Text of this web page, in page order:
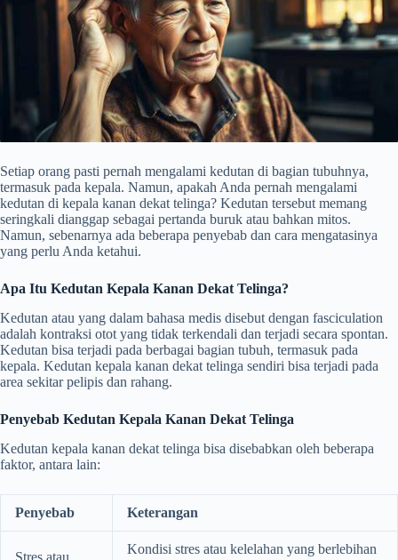
Setiap orang pasti pernah mengalami kedutan di bagian tubuhnya,
termasuk pada kepala. Namun, apakah Anda pernah mengalami
kedutan di kepala kanan dekat telinga? Kedutan tersebut memang
seringkali dianggap sebagai pertanda buruk atau bahkan mitos.
Namun, sebenarnya ada beberapa penyebab dan cara mengatasinya
yang perlu Anda ketahui.
Apa Itu Kedutan Kepala Kanan Dekat Telinga?
Kedutan atau yang dalam bahasa medis disebut dengan fasciculation
adalah kontraksi otot yang tidak terkendali dan terjadi secara spontan.
Kedutan bisa terjadi pada berbagai bagian tubuh, termasuk pada
kepala. Kedutan kepala kanan dekat telinga sendiri bisa terjadi pada
area sekitar pelipis dan rahang.
Penyebab Kedutan Kepala Kanan Dekat Telinga
Kedutan kepala kanan dekat telinga bisa disebabkan oleh beberapa
faktor, antara lain:
Penyebab Keterangan
Stres atau
Kondisi stres atau kelelahan yang berlebihan